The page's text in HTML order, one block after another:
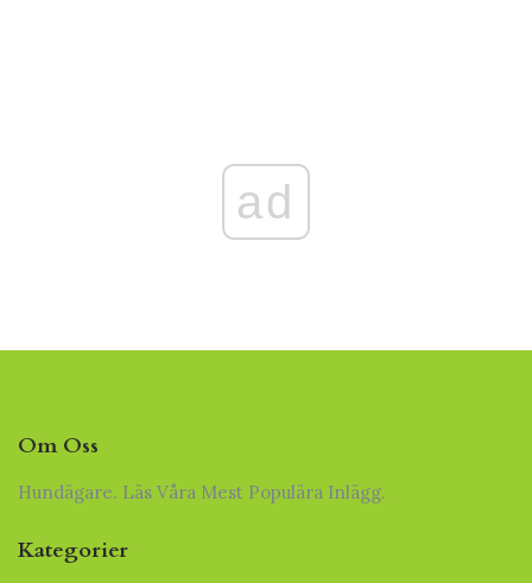
ad
Om Oss
Hundägare. Läs Våra Mest Populära Inlägg.
Kategorier